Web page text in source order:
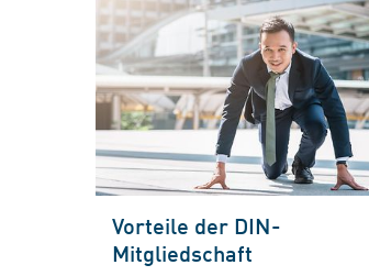
Vorteile der DIN-
Mitgliedschaft